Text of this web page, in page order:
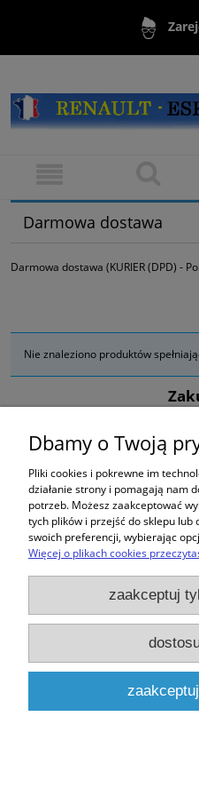
Darmowa dostawa
Darmowa dostawa (KURIER (DPD) -
Nie znaleziono produktów
Moje
pokaż
Sklep
Dbamy o Twoją
Pliki cookies i pokrewne im
działanie strony i pomagają nam
potrzeb. Możesz zaakceptować
tych plików i przejść do sklepu lub
swoich preferencji, wybierając
Więcej o plikach cookies
zaakceptuj